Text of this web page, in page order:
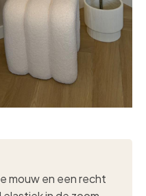
mouw en een recht